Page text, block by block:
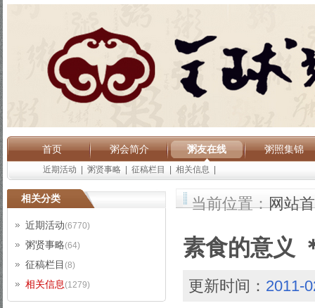
首页 粥会简介 粥友在线 粥照集锦
近期活动 粥贤事略 征稿栏目 相关信息
相关分类
近期活动(6770)
粥贤事略(64)
征稿栏目 (8)
相关信息(1279)
当前位置：网站
素食的意义
更新时间： 2011-